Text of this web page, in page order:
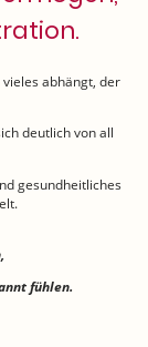
abhängt, der
deutlich von all
gesundheitliches
fühlen.